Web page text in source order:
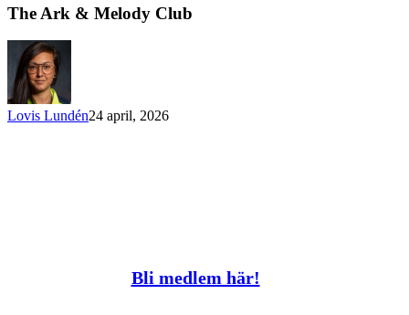
&
The Ark & Melody Club
Lovis Lundén24 april, 2026
Bli medlem här!